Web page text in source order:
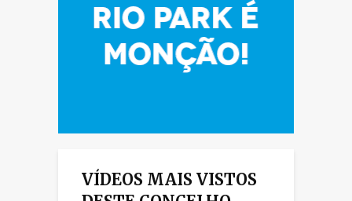
VÍDEOS MAIS VISTOS